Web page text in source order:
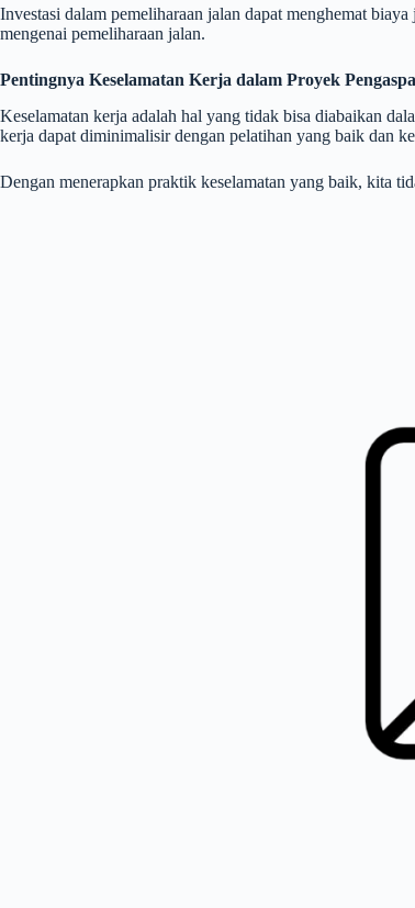
Investasi dalam pemeliharaan jalan dapat menghemat
mengenai pemeliharaan jalan.
Pentingnya Keselamatan Kerja dalam Proyek
Keselamatan kerja adalah hal yang tidak bisa diabaikan
kerja dapat diminimalisir dengan pelatihan yang baik dan
Dengan menerapkan praktik keselamatan yang baik, kita